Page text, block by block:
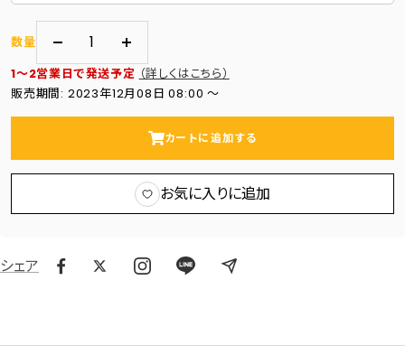
数量
量
を
す
数
量
を
す
1～2営業日で発送予定 （詳しくはこちら）
販売期間: 2023年12月08日 08:00 〜
カートに追加する
お気に入りに追加
シェア